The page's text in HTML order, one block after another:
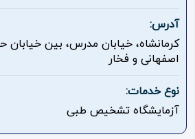
روستاهای
هدف
اقامتگاه
ویژه
آدرس:
کرمانشاه، خیابان مدرس، بین
اصفهانی و فخار
نوع خدمات:
آزمایشگاه تشخیص طبی